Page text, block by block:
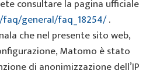
consultare la pagina ufficiale
general/faq_18254/.
che nel presente sito web,
Matomo è stato
di anonimizzazione dell’IP